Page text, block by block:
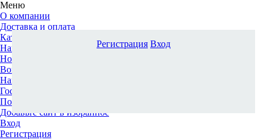
Меню
О компании
Доставка и оплата
Каталог
Наши офисы
Новости и новинки
Вопрос-ответ
Наша команда
Гос. заказчикам
Поставщикам
Добавьте сайт в избранное
Вход
Регистрация
Регистрация Вход